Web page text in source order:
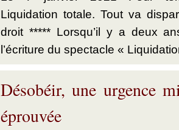
Liquidation totale. Tout va
droit ***** Lorsqu’il y a deux
l’écriture du spectacle «
Désobéir, une urgence
éprouvée